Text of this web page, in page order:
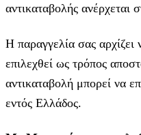
αντικαταβολής ανέρχεται
Η παραγγελία σας αρχίζει
επιλεχθεί ως τρόπος
αντικαταβολή μπορεί να
εντός Ελλάδος.